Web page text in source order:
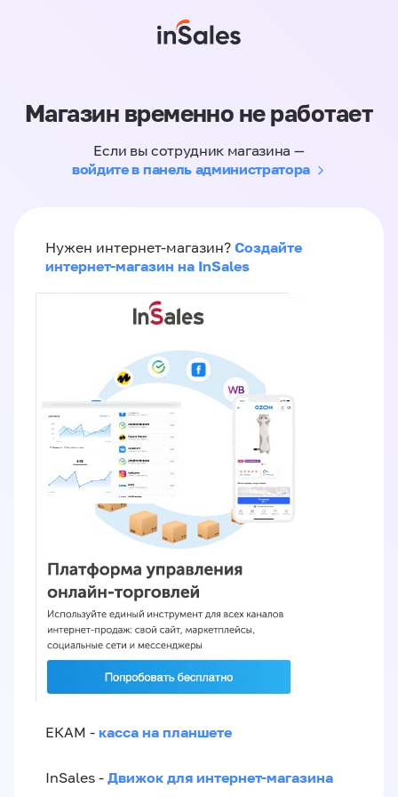
Магазин временно не работает
Если вы сотрудник магазина —
войдите в панель администратора
Нужен интернет-магазин? Создайте
интернет-магазин на InSales
ЕКАМ - касса на планшете
InSales - Движок для интернет-магазина